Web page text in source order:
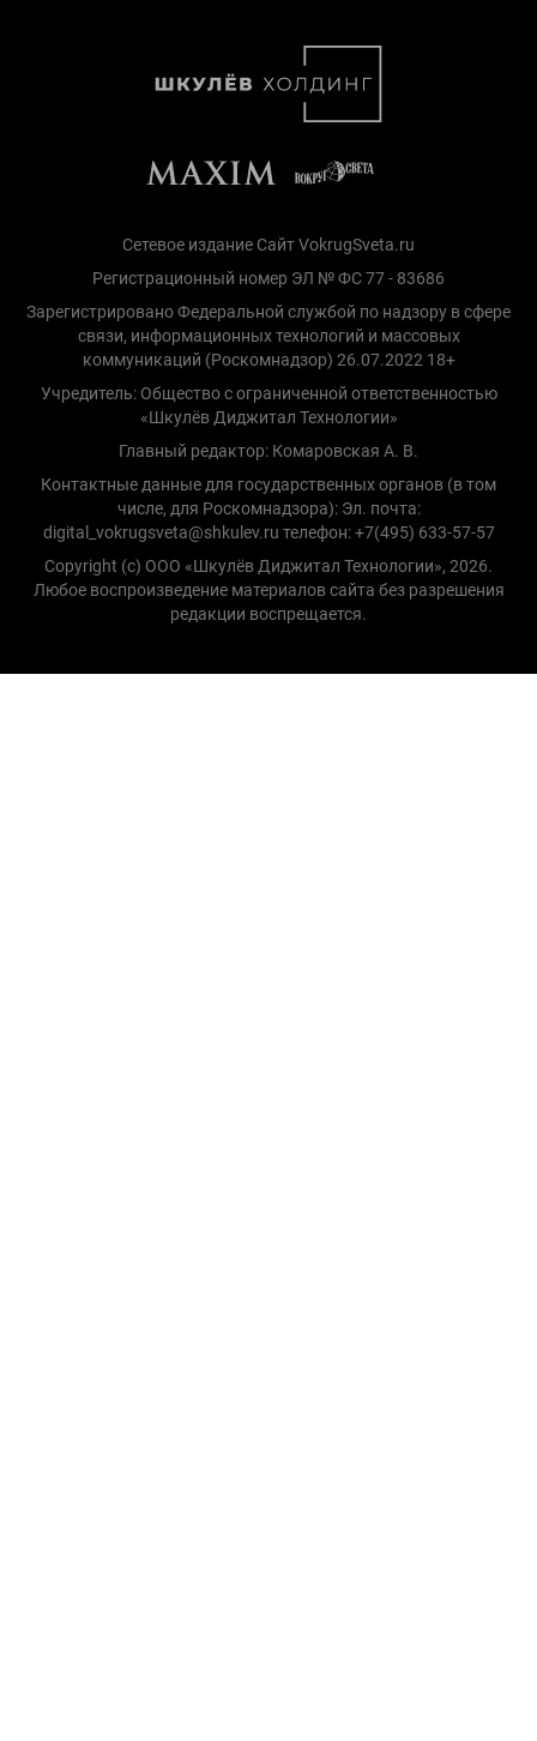
Сетевое издание Сайт VokrugSveta.ru
Регистрационный номер ЭЛ № ФС 77 - 83686
Зарегистрировано Федеральной службой по надзору в сфере
связи, информационных технологий и массовых
коммуникаций (Роскомнадзор) 26.07.2022 18+
Учредитель: Общество с ограниченной ответственностью
«Шкулёв Диджитал Технологии»
Главный редактор: Комаровская А. В.
Контактные данные для государственных органов (в том
числе, для Роскомнадзора): Эл. почта:
digital_vokrugsveta@shkulev.ru телефон: +7(495) 633-57-57
Copyright (с) ООО «Шкулёв Диджитал Технологии», 2026.
Любое воспроизведение материалов сайта без разрешения
редакции воспрещается.